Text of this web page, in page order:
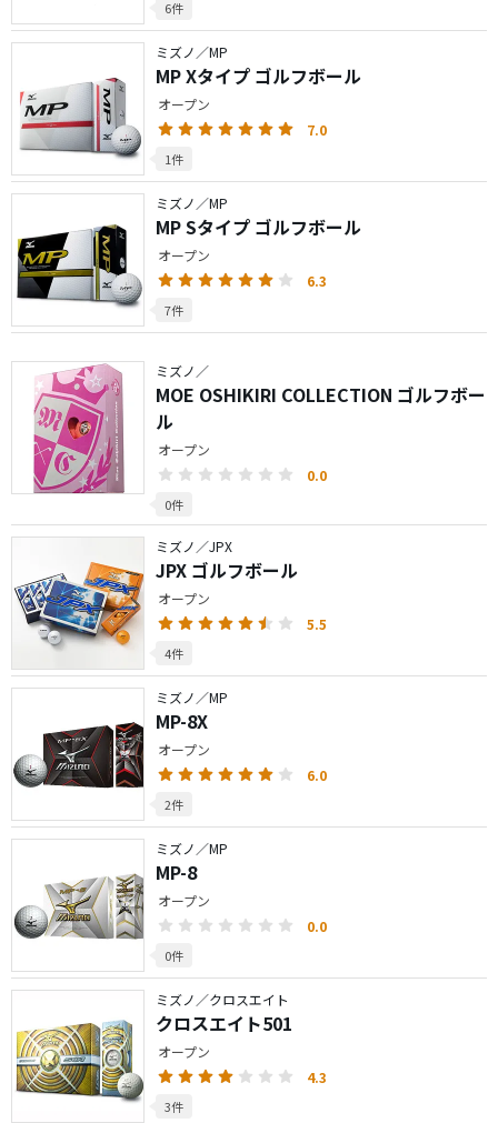
6件
ミズノ／MP
MP Xタイプ ゴルフボール
オープン
7.0
1件
ミズノ／MP
MP Sタイプ ゴルフボール
オープン
6.3
7件
ミズノ／
MOE OSHIKIRI COLLECTION ゴルフボー
ル
オープン
0.0
0件
ミズノ／JPX
JPX ゴルフボール
オープン
5.5
4件
ミズノ／MP
MP-8X
オープン
6.0
2件
ミズノ／MP
MP-8
オープン
0.0
0件
ミズノ／クロスエイト
クロスエイト501
オープン
4.3
3件